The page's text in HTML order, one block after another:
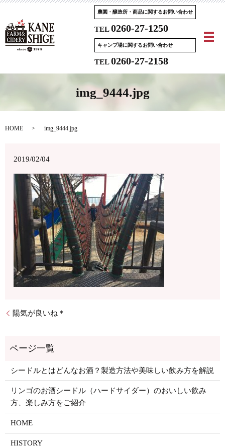
農園・醸造所・商品に関するお問い合わせ
TEL0260-27-1250
キャンプ場に関するお問い合わせ
TEL0260-27-2158
メ
img_9444.jpg
HOME img_9444.jpg
2019/02/04
陽気が良いね＊
シードルとはどんなお酒？製造方法や美味しい飲み方を解説
リンゴのお酒シードル（ハードサイダー）のおいしい飲み
方、楽しみ方をご紹介
HOME
HISTORY